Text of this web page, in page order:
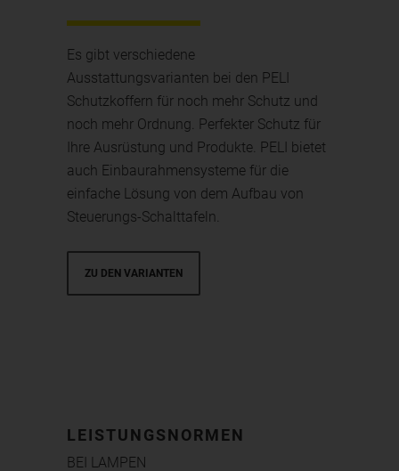
Es gibt verschiedene
Ausstattungsvarianten bei den PELI
Schutzkoffern für noch mehr Schutz und
noch mehr Ordnung. Perfekter Schutz für
Ihre Ausrüstung und Produkte. PELI bietet
auch Einbaurahmensysteme für die
einfache Lösung von dem Aufbau von
Steuerungs-Schalttafeln.
ZU DEN VARIANTEN
LEISTUNGSNORMEN
BEI LAMPEN